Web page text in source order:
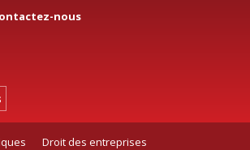
nous
Droit des entreprises